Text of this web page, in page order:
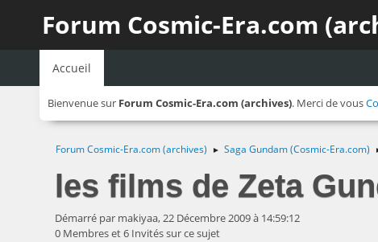
Forum Cosmic-Era.com
Accueil
Bienvenue sur Forum Cosmic-Era.com (archives). Merci de vous
Forum Cosmic-Era.com (archives) ► Saga Gundam (Cosmic-Era.com)
les films de Zeta
Démarré par makiyaa, 22 Décembre 2009 à 14:59:12
0 Membres et 6 Invités sur ce sujet